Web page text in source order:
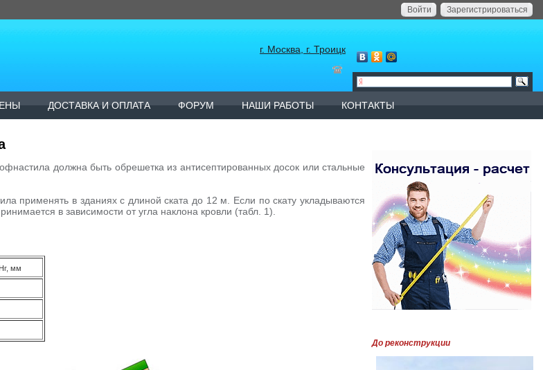
Зарегистрироваться
Войти
г. Москва, г. Троицк
ДОСТАВКА И ОПЛАТА ФОРУМ НАШИ РАБОТЫ КОНТАКТЫ
должна быть обрешетка из антисептированных досок или стальные
применять в зданиях с длиной ската до 12 м. Если по скату укладываются
в зависимости от угла наклона кровли (табл. 1).
мм
До реконструкции